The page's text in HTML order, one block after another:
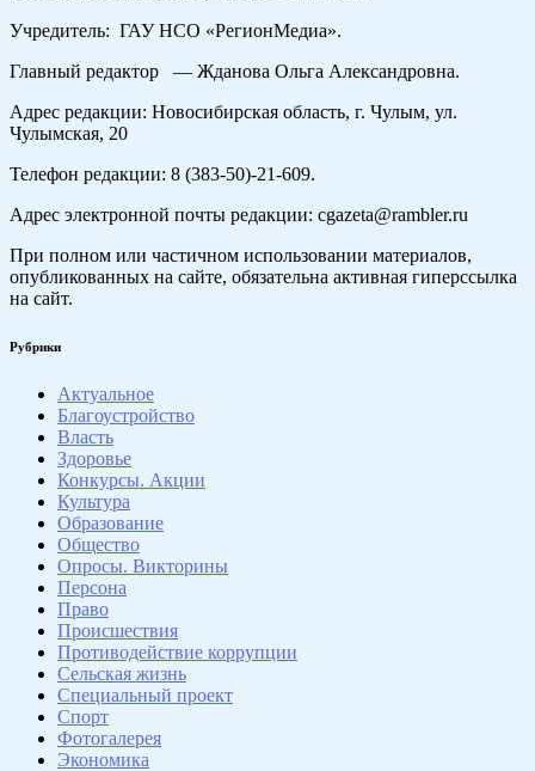
Учредитель: ГАУ НСО «РегионМедиа».
Главный редактор — Жданова Ольга Александровна.
Адрес редакции: Новосибирская область, г. Чулым, ул.
Чулымская, 20
Телефон редакции: 8 (383-50)-21-609.
Адрес электронной почты редакции: cgazeta@rambler.ru
При полном или частичном использовании материалов,
опубликованных на сайте, обязательна активная гиперссылка
на сайт.
Рубрики
Актуальное
Благоустройство
Власть
Здоровье
Конкурсы. Акции
Культура
Образование
Общество
Опросы. Викторины
Персона
Право
Происшествия
Противодействие коррупции
Сельская жизнь
Специальный проект
Спорт
Фотогалерея
Экономика